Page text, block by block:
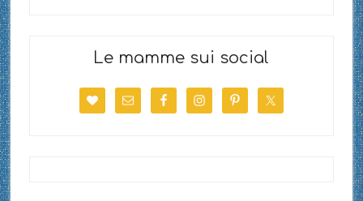
Le mamme sui social